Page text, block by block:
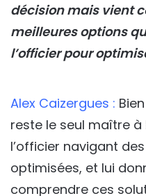
décision mais vient
meilleures options
l’officier pour
Alex Caizergues :
reste le seul maître
l’officier navigant
optimisées, et lui
comprendre ces